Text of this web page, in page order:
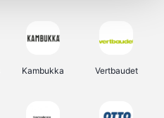
Kambukka Vertbaudet